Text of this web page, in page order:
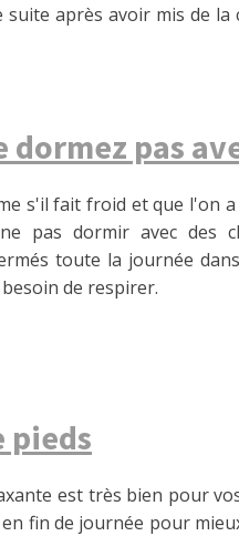
après avoir mis de la
dormez pas
s'il fait froid et que l'on
pas dormir avec des
toute la journée
de respirer.
pieds
est très bien pour
fin de journée pour